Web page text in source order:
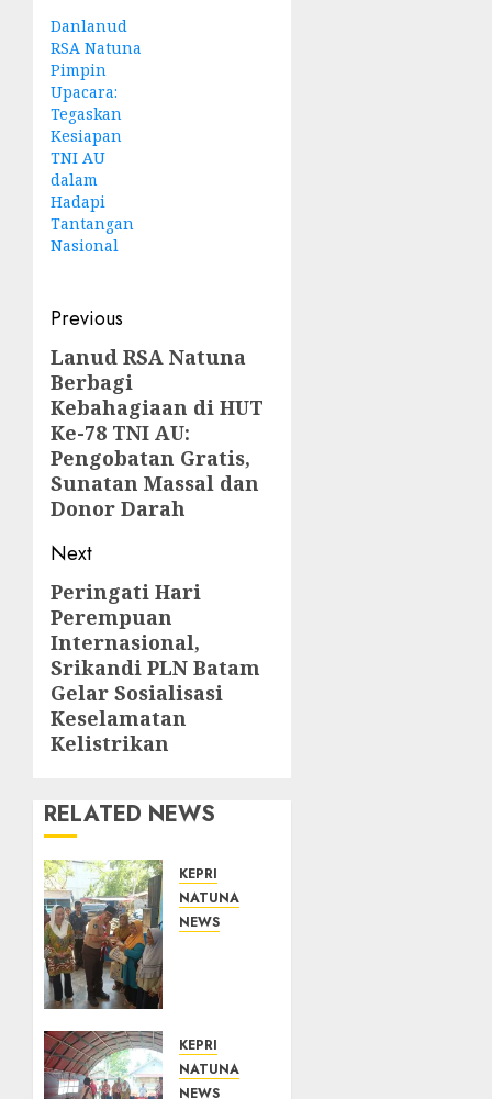
Danlanud
RSA Natuna
Pimpin
Upacara:
Tegaskan
Kesiapan
TNI AU
dalam
Hadapi
Tantangan
Nasional
Post
navigation
Previous
Previous
post:
Lanud RSA Natuna
Berbagi
Kebahagiaan di HUT
Ke-78 TNI AU:
Pengobatan Gratis,
Sunatan Massal dan
Donor Darah
Next
Next
post:
Peringati Hari
Perempuan
Internasional,
Srikandi PLN Batam
Gelar Sosialisasi
Keselamatan
Kelistrikan
RELATED NEWS
KEPRI
NATUNA
NEWS
Bersama
Group
KEPRI
NATUNA
NEWS